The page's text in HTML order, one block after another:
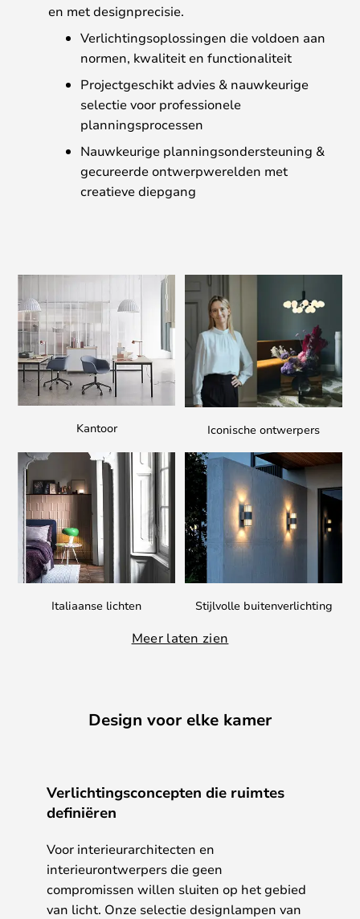
en met designprecisie.
Verlichtingsoplossingen die voldoen aan
normen, kwaliteit en functionaliteit
Projectgeschikt advies & nauwkeurige
selectie voor professionele
planningsprocessen
Nauwkeurige planningsondersteuning &
gecureerde ontwerpwerelden met
creatieve diepgang
Kantoor Iconische ontwerpers
Italiaanse lichten Stijlvolle buitenverlichting
Meer laten zien
Design voor elke kamer
Verlichtingsconcepten die ruimtes
definiëren
Voor interieurarchitecten en
interieurontwerpers die geen
compromissen willen sluiten op het gebied
van licht. Onze selectie designlampen van